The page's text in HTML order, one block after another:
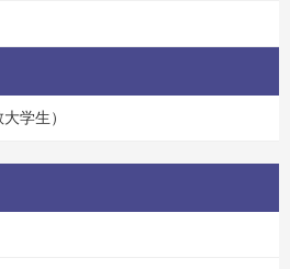
学生）